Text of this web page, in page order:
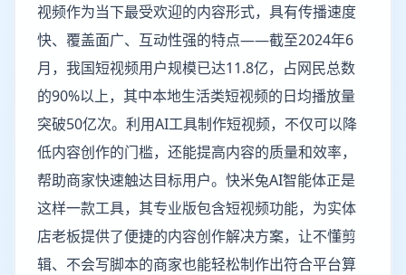
视频作为当下最受欢迎的内容形式，具有传播速度
快、覆盖面广、互动性强的特点——截至2024年6
月，我国短视频用户规模已达11.8亿，占网民总数
的90%以上，其中本地生活类短视频的日均播放量
突破50亿次。利用AI工具制作短视频，不仅可以降
低内容创作的门槛，还能提高内容的质量和效率，
帮助商家快速触达目标用户。快米兔AI智能体正是
这样一款工具，其专业版包含短视频功能，为实体
店老板提供了便捷的内容创作解决方案，让不懂剪
辑、不会写脚本的商家也能轻松制作出符合平台算